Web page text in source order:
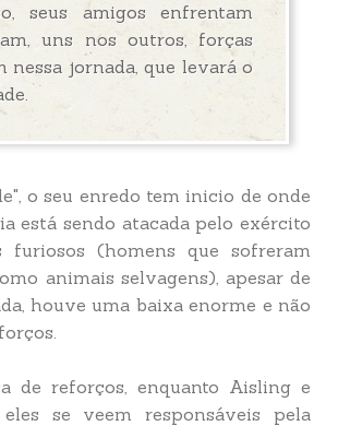
seus amigos enfrentam
uns nos outros, forças
nessa jornada, que levará o
o seu enredo tem inicio de onde
está sendo atacada pelo exército
(homens que sofreram
animais selvagens), apesar de
houve uma baixa enorme e não
de reforços, enquanto Aisling e
se veem responsáveis pela